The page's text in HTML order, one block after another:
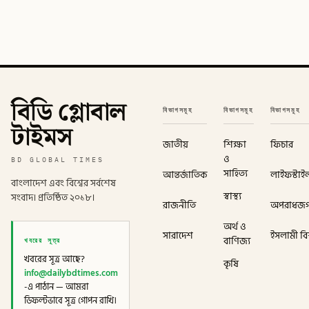
বিডি গ্লোবাল
টাইমস
BD GLOBAL TIMES
বাংলাদেশ এবং বিশ্বের সর্বশেষ
সংবাদ। প্রতিষ্ঠিত ২০১৮।
খবরের সূত্র
খবরের সূত্র আছে?
info@dailybdtimes.com
-এ পাঠান — আমরা
ডিফল্টভাবে সূত্র গোপন রাখি।
বিভাগসমূহ
জাতীয়
আন্তর্জাতিক
রাজনীতি
সারাদেশ
বিভাগসমূহ
শিক্ষা
ও
সাহিত্য
স্বাস্থ্য
অর্থ ও
বাণিজ্য
কৃষি
বিভাগসমূহ
ফিচার
ইসলামী